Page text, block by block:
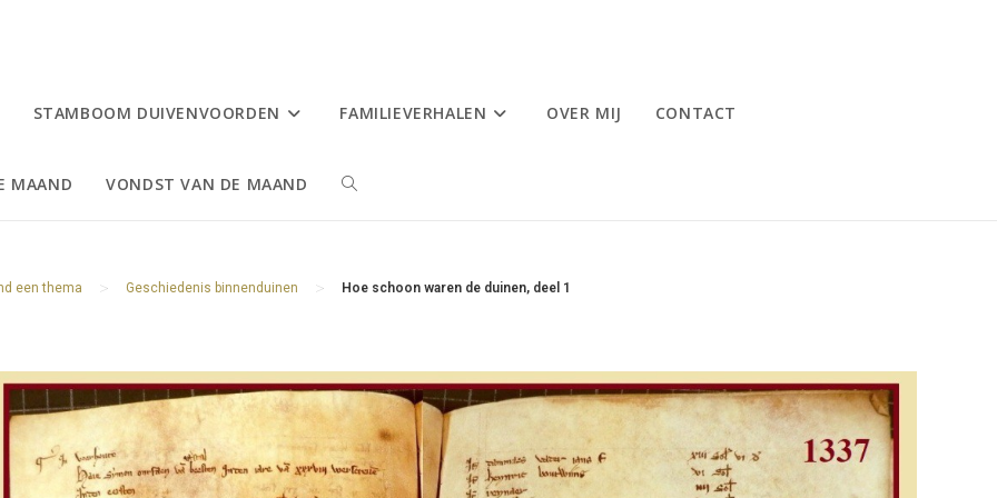
STAMBOOM DUIVENVOORDEN FAMILIEVERHALEN OVER MIJ CONTACT
MAAND VONDST VAN DE MAAND TOGGLE
een thema > Geschiedenis binnenduinen > Hoe schoon waren de duinen, deel 1